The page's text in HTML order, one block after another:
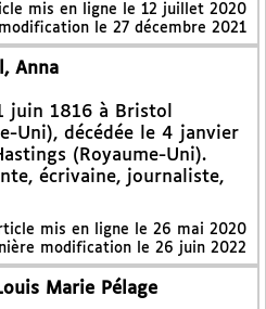
mis en ligne le 12 juillet 2020
le 27 décembre 2021
Anna
juin 1816 à Bristol
Uni), décédée le 4 janvier
(Royaume-Uni).
écrivaine, journaliste,
mis en ligne le 26 mai 2020
modification le 26 juin 2022
Marie Pélage